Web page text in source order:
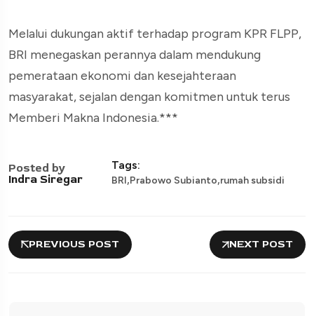
Melalui dukungan aktif terhadap program KPR FLPP,
BRI menegaskan perannya dalam mendukung
pemerataan ekonomi dan kesejahteraan
masyarakat, sejalan dengan komitmen untuk terus
Memberi Makna Indonesia.***
Posted by
Indra Siregar
Tags:
BRI,Prabowo Subianto,rumah subsidi
PREVIOUS POST NEXT POST